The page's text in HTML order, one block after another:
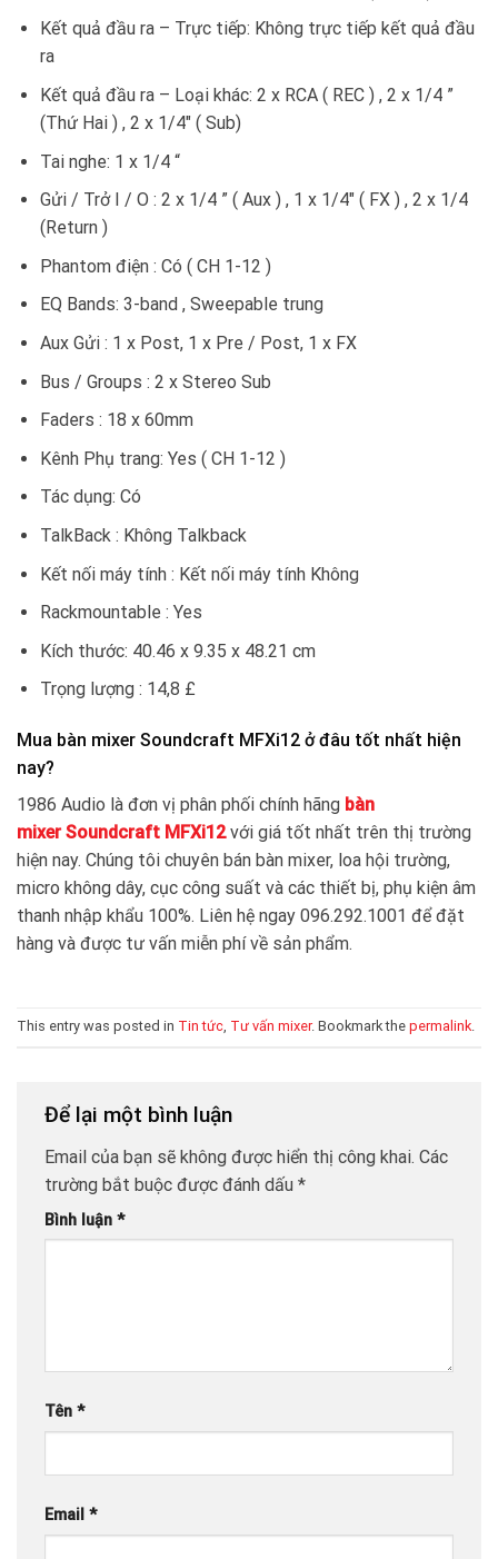
Kết quả đầu ra – Trực tiếp: Không trực tiếp kết quả đầu
ra
Kết quả đầu ra – Loại khác: 2 x RCA ( REC ) , 2 x 1/4 ”
(Thứ Hai ) , 2 x 1/4″ ( Sub)
Tai nghe: 1 x 1/4 “
Gửi / Trở I / O : 2 x 1/4 ” ( Aux ) , 1 x 1/4″ ( FX ) , 2 x 1/4
(Return )
Phantom điện : Có ( CH 1-12 )
EQ Bands: 3-band , Sweepable trung
Aux Gửi : 1 x Post, 1 x Pre / Post, 1 x FX
Bus / Groups : 2 x Stereo Sub
Faders : 18 x 60mm
Kênh Phụ trang: Yes ( CH 1-12 )
Tác dụng: Có
TalkBack : Không Talkback
Kết nối máy tính : Kết nối máy tính Không
Rackmountable : Yes
Kích thước: 40.46 x 9.35 x 48.21 cm
Trọng lượng : 14,8 £
Mua bàn mixer Soundcraft MFXi12 ở đâu tốt nhất hiện
nay?
1986 Audio là đơn vị phân phối chính hãng bàn
mixer Soundcraft MFXi12với giá tốt nhất trên thị trường
hiện nay. Chúng tôi chuyên bán bàn mixer, loa hội trường,
micro không dây, cục công suất và các thiết bị, phụ kiện âm
thanh nhập khẩu 100%. Liên hệ ngay 096.292.1001 để đặt
hàng và được tư vấn miễn phí về sản phẩm.
This entry was posted in Tin tức, Tư vấn mixer. Bookmark the permalink.
Để lại một bình luận
Email của bạn sẽ không được hiển thị công khai. Các
trường bắt buộc được đánh dấu *
Bình luận *
Tên *
Email *